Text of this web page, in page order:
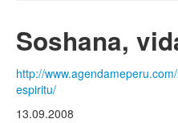
Soshana,
http://
espiritu/
13.09.2008